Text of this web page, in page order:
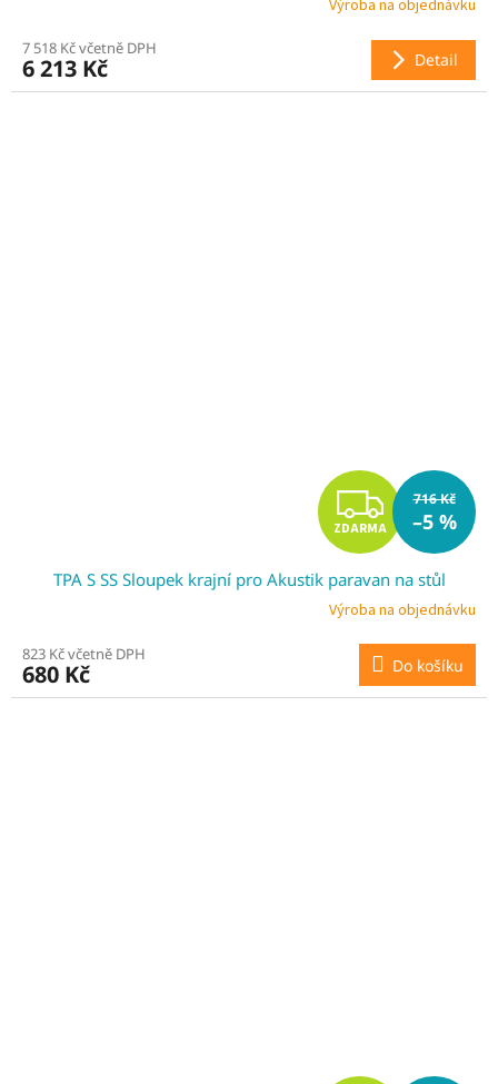
R
M
Výroba na objednávku
7 518 Kč včetně DPH
6 213 Kč Detail
Z
D
A
R
M
ZDARMA
716 Kč
–5 %
TPA S SS Sloupek krajní pro Akustik paravan na stůl
Výroba na objednávku
823 Kč včetně DPH
680 Kč Do košíku